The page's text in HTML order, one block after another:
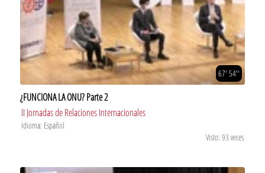
67' 54''
¿FUNCIONA LA ONU? Parte 2
II Jornadas de Relaciones Internacionales
Idioma: Español
Visto: 93 veces